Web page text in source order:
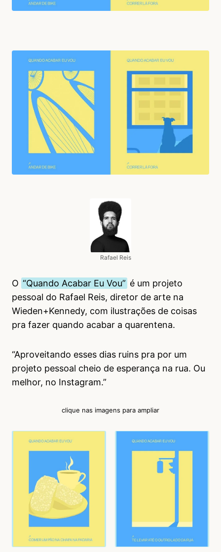
Rafael Reis
O “Quando Acabar Eu Vou” é um projeto
pessoal do Rafael Reis, diretor de arte na
Wieden+Kennedy, com ilustrações de coisas
pra fazer quando acabar a quarentena.
“Aproveitando esses dias ruins pra por um
projeto pessoal cheio de esperança na rua. Ou
melhor, no Instagram.”
clique nas imagens para ampliar